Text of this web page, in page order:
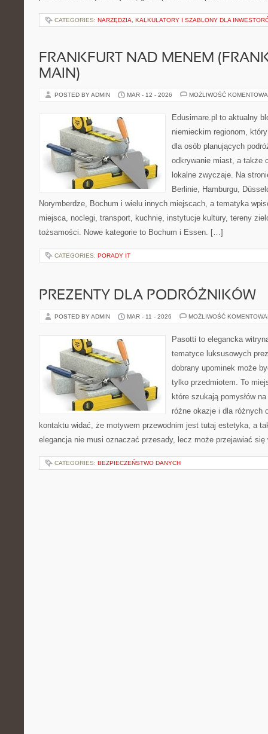
CATEGORIES: NARZĘDZIA, KALKULATORY I SZABLONY DLA
FRANKFURT NAD MENEM
MAIN)
POSTED BY ADMIN MAR - 12 - 2026 MOŻLIWOŚĆ
Edusimare.pl to aktualny
niemieckim regionom,
dla osób planujących
odkrywanie miast, a także
lokalne zwyczaje. Na
Berlinie, Hamburgu,
Norymberdze, Bochum i wielu innych miejscach, a tematyka
miejsca, noclegi, transport, kuchnię, instytucje kultury, tereny
tożsamości. Nowe kategorie to Bochum i Essen. […]
CATEGORIES: PORADY IT
PREZENTY DLA PODRÓŻNIKÓW
POSTED BY ADMIN MAR - 11 - 2026 MOŻLIWOŚĆ
Pasotti to elegancka
tematyce luksusowych
dobrany upominek może
tylko przedmiotem. To
które szukają pomysłów
różne okazje i dla różnych
kontaktu widać, że motywem przewodnim jest tutaj estetyka, a
elegancja nie musi oznaczać przesady, lecz może przejawiać
CATEGORIES: BEZPIECZEŃSTWO DANYCH